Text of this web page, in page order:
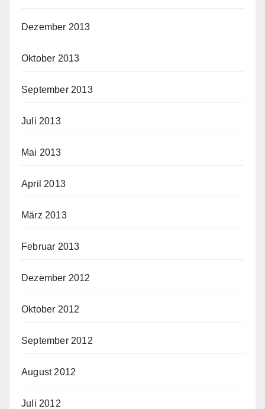
Dezember 2013
Oktober 2013
September 2013
Juli 2013
Mai 2013
April 2013
März 2013
Februar 2013
Dezember 2012
Oktober 2012
September 2012
August 2012
Juli 2012